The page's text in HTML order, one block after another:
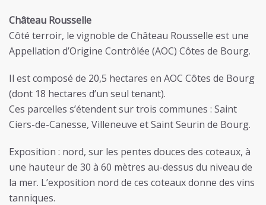
Château Rousselle
Côté terroir, le vignoble de Château Rousselle est une
Appellation d’Origine Contrôlée (AOC) Côtes de Bourg.
Il est composé de 20,5 hectares en AOC Côtes de Bourg
(dont 18 hectares d’un seul tenant).
Ces parcelles s’étendent sur trois communes : Saint
Ciers-de-Canesse, Villeneuve et Saint Seurin de Bourg.
Exposition : nord, sur les pentes douces des coteaux, à
une hauteur de 30 à 60 mètres au-dessus du niveau de
la mer. L’exposition nord de ces coteaux donne des vins
tanniques.